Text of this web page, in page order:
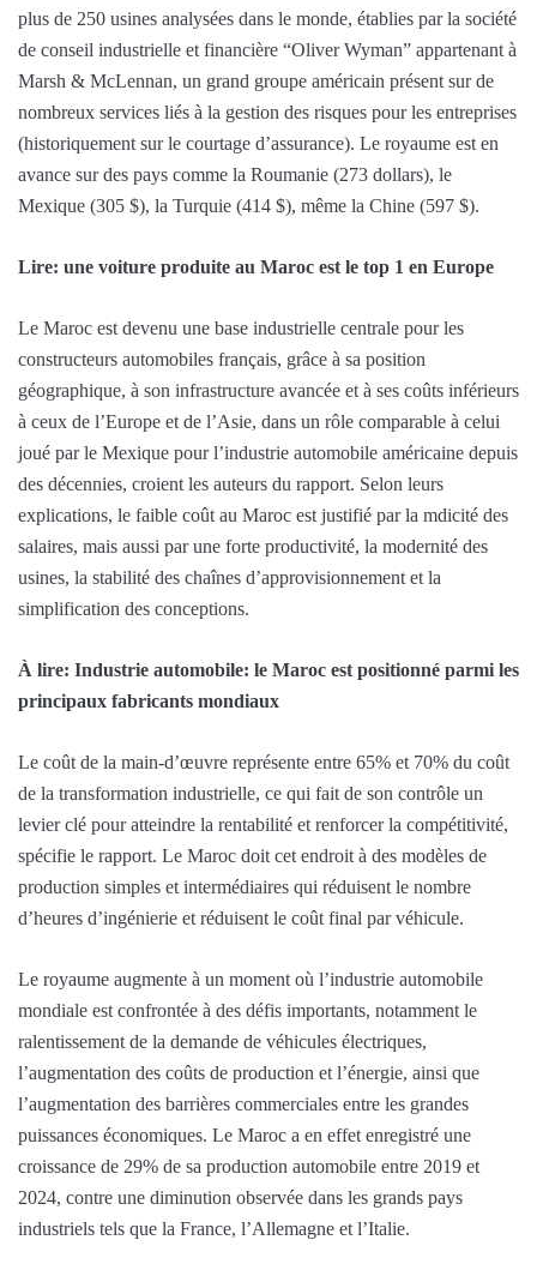
plus de 250 usines analysées dans le monde, établies par la société
de conseil industrielle et financière “Oliver Wyman” appartenant à
Marsh & McLennan, un grand groupe américain présent sur de
nombreux services liés à la gestion des risques pour les entreprises
(historiquement sur le courtage d’assurance). Le royaume est en
avance sur des pays comme la Roumanie (273 dollars), le
Mexique (305 $), la Turquie (414 $), même la Chine (597 $).
Lire: une voiture produite au Maroc est le top 1 en Europe
Le Maroc est devenu une base industrielle centrale pour les
constructeurs automobiles français, grâce à sa position
géographique, à son infrastructure avancée et à ses coûts inférieurs
à ceux de l’Europe et de l’Asie, dans un rôle comparable à celui
joué par le Mexique pour l’industrie automobile américaine depuis
des décennies, croient les auteurs du rapport. Selon leurs
explications, le faible coût au Maroc est justifié par la mdicité des
salaires, mais aussi par une forte productivité, la modernité des
usines, la stabilité des chaînes d’approvisionnement et la
simplification des conceptions.
À lire: Industrie automobile: le Maroc est positionné parmi les
principaux fabricants mondiaux
Le coût de la main-d’œuvre représente entre 65% et 70% du coût
de la transformation industrielle, ce qui fait de son contrôle un
levier clé pour atteindre la rentabilité et renforcer la compétitivité,
spécifie le rapport. Le Maroc doit cet endroit à des modèles de
production simples et intermédiaires qui réduisent le nombre
d’heures d’ingénierie et réduisent le coût final par véhicule.
Le royaume augmente à un moment où l’industrie automobile
mondiale est confrontée à des défis importants, notamment le
ralentissement de la demande de véhicules électriques,
l’augmentation des coûts de production et l’énergie, ainsi que
l’augmentation des barrières commerciales entre les grandes
puissances économiques. Le Maroc a en effet enregistré une
croissance de 29% de sa production automobile entre 2019 et
2024, contre une diminution observée dans les grands pays
industriels tels que la France, l’Allemagne et l’Italie.